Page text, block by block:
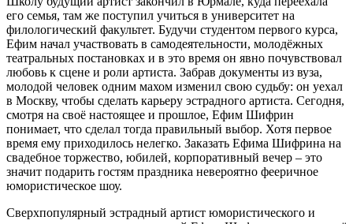
его семья, там же поступил учиться в университет на
филологический факультет. Будучи студентом первого курса,
Ефим начал участвовать в самодеятельности, молодёжных
театральных постановках и в это время он явно почувствовал
любовь к сцене и роли артиста. Забрав документы из вуза,
молодой человек одним махом изменил свою судьбу: он уехал
в Москву, чтобы сделать карьеру эстрадного артиста. Сегодня,
смотря на своё настоящее и прошлое, Ефим Шифрин
понимает, что сделал тогда правильный выбор. Хотя первое
время ему приходилось нелегко. Заказать Ефима Шифрина на
свадебное торжество, юбилей, корпоративный вечер – это
значит подарить гостям праздника невероятно фееричное
юмористическое шоу.
Сверхпопулярный эстрадный артист юмористического и